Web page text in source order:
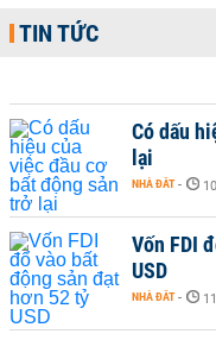
TIN TỨC
Có dấu
lại
NHÀ ĐẤT -
Vốn FDI
USD
NHÀ ĐẤT -